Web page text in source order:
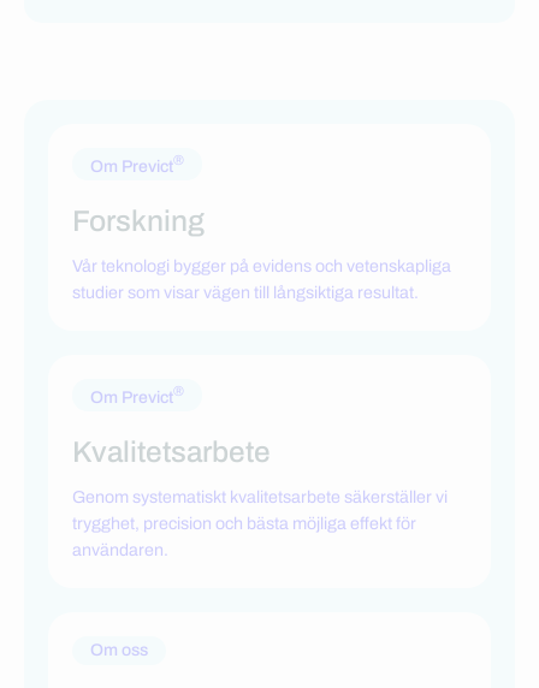
Om Previct®
Forskning
Vår teknologi bygger på evidens och vetenskapliga
studier som visar vägen till långsiktiga resultat.
Om Previct®
Kvalitetsarbete
Genom systematiskt kvalitetsarbete säkerställer vi
trygghet, precision och bästa möjliga effekt för
användaren.
Om oss